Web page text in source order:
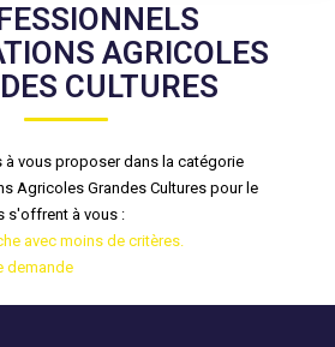
GÉRER
Mise En Location
Locative
Surface min
Plus de critères
AGRICOLES
CULTURES
à vous proposer dans la catégorie
Agricoles Grandes Cultures pour le
s'offrent à vous :
avec moins de critères.
demande